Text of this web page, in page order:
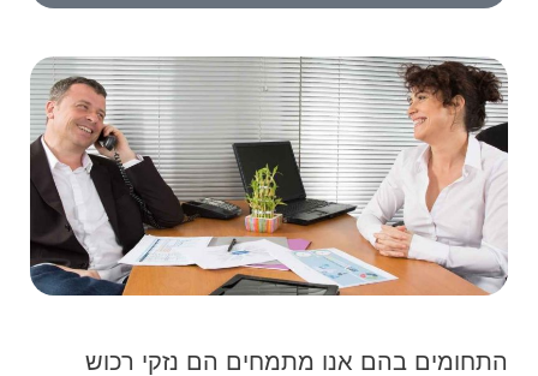
התחומים בהם אנו מתמחים הם נזקי רכוש